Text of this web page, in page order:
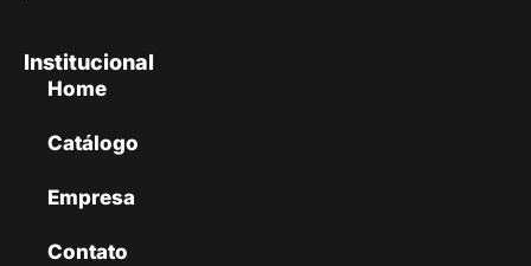
Institucional
Home
Catálogo
Empresa
Contato